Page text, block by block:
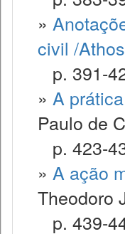
»
civil /
p. 391-
» A
Paulo de
p. 423-
» A ação
Theodoro
p. 439-